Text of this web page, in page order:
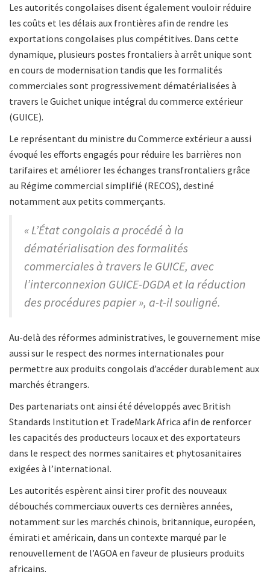
Les autorités congolaises disent également vouloir réduire
les coûts et les délais aux frontières afin de rendre les
exportations congolaises plus compétitives. Dans cette
dynamique, plusieurs postes frontaliers à arrêt unique sont
en cours de modernisation tandis que les formalités
commerciales sont progressivement dématérialisées à
travers le Guichet unique intégral du commerce extérieur
(GUICE).
Le représentant du ministre du Commerce extérieur a aussi
évoqué les efforts engagés pour réduire les barrières non
tarifaires et améliorer les échanges transfrontaliers grâce
au Régime commercial simplifié (RECOS), destiné
notamment aux petits commerçants.
« L’État congolais a procédé à la
dématérialisation des formalités
commerciales à travers le GUICE, avec
l’interconnexion GUICE-DGDA et la réduction
des procédures papier », a-t-il souligné.
Au-delà des réformes administratives, le gouvernement mise
aussi sur le respect des normes internationales pour
permettre aux produits congolais d’accéder durablement aux
marchés étrangers.
Des partenariats ont ainsi été développés avec British
Standards Institution et TradeMark Africa afin de renforcer
les capacités des producteurs locaux et des exportateurs
dans le respect des normes sanitaires et phytosanitaires
exigées à l’international.
Les autorités espèrent ainsi tirer profit des nouveaux
débouchés commerciaux ouverts ces dernières années,
notamment sur les marchés chinois, britannique, européen,
émirati et américain, dans un contexte marqué par le
renouvellement de l’AGOA en faveur de plusieurs produits
africains.